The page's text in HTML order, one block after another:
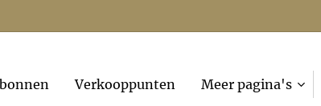
Verkooppunten Meer pagina's